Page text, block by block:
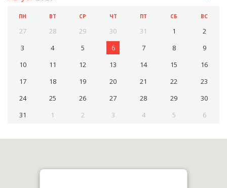
ПН ВТ СР ЧТ ПТ СБ ВС
27 28 29 30 31 1
2
3
4 5 6 7 8
9
10
11 12 13 14 15
16
17
18 19 20 21 22
23
24
25 26 27 28 29
30
31
1 2 3 4 5 6